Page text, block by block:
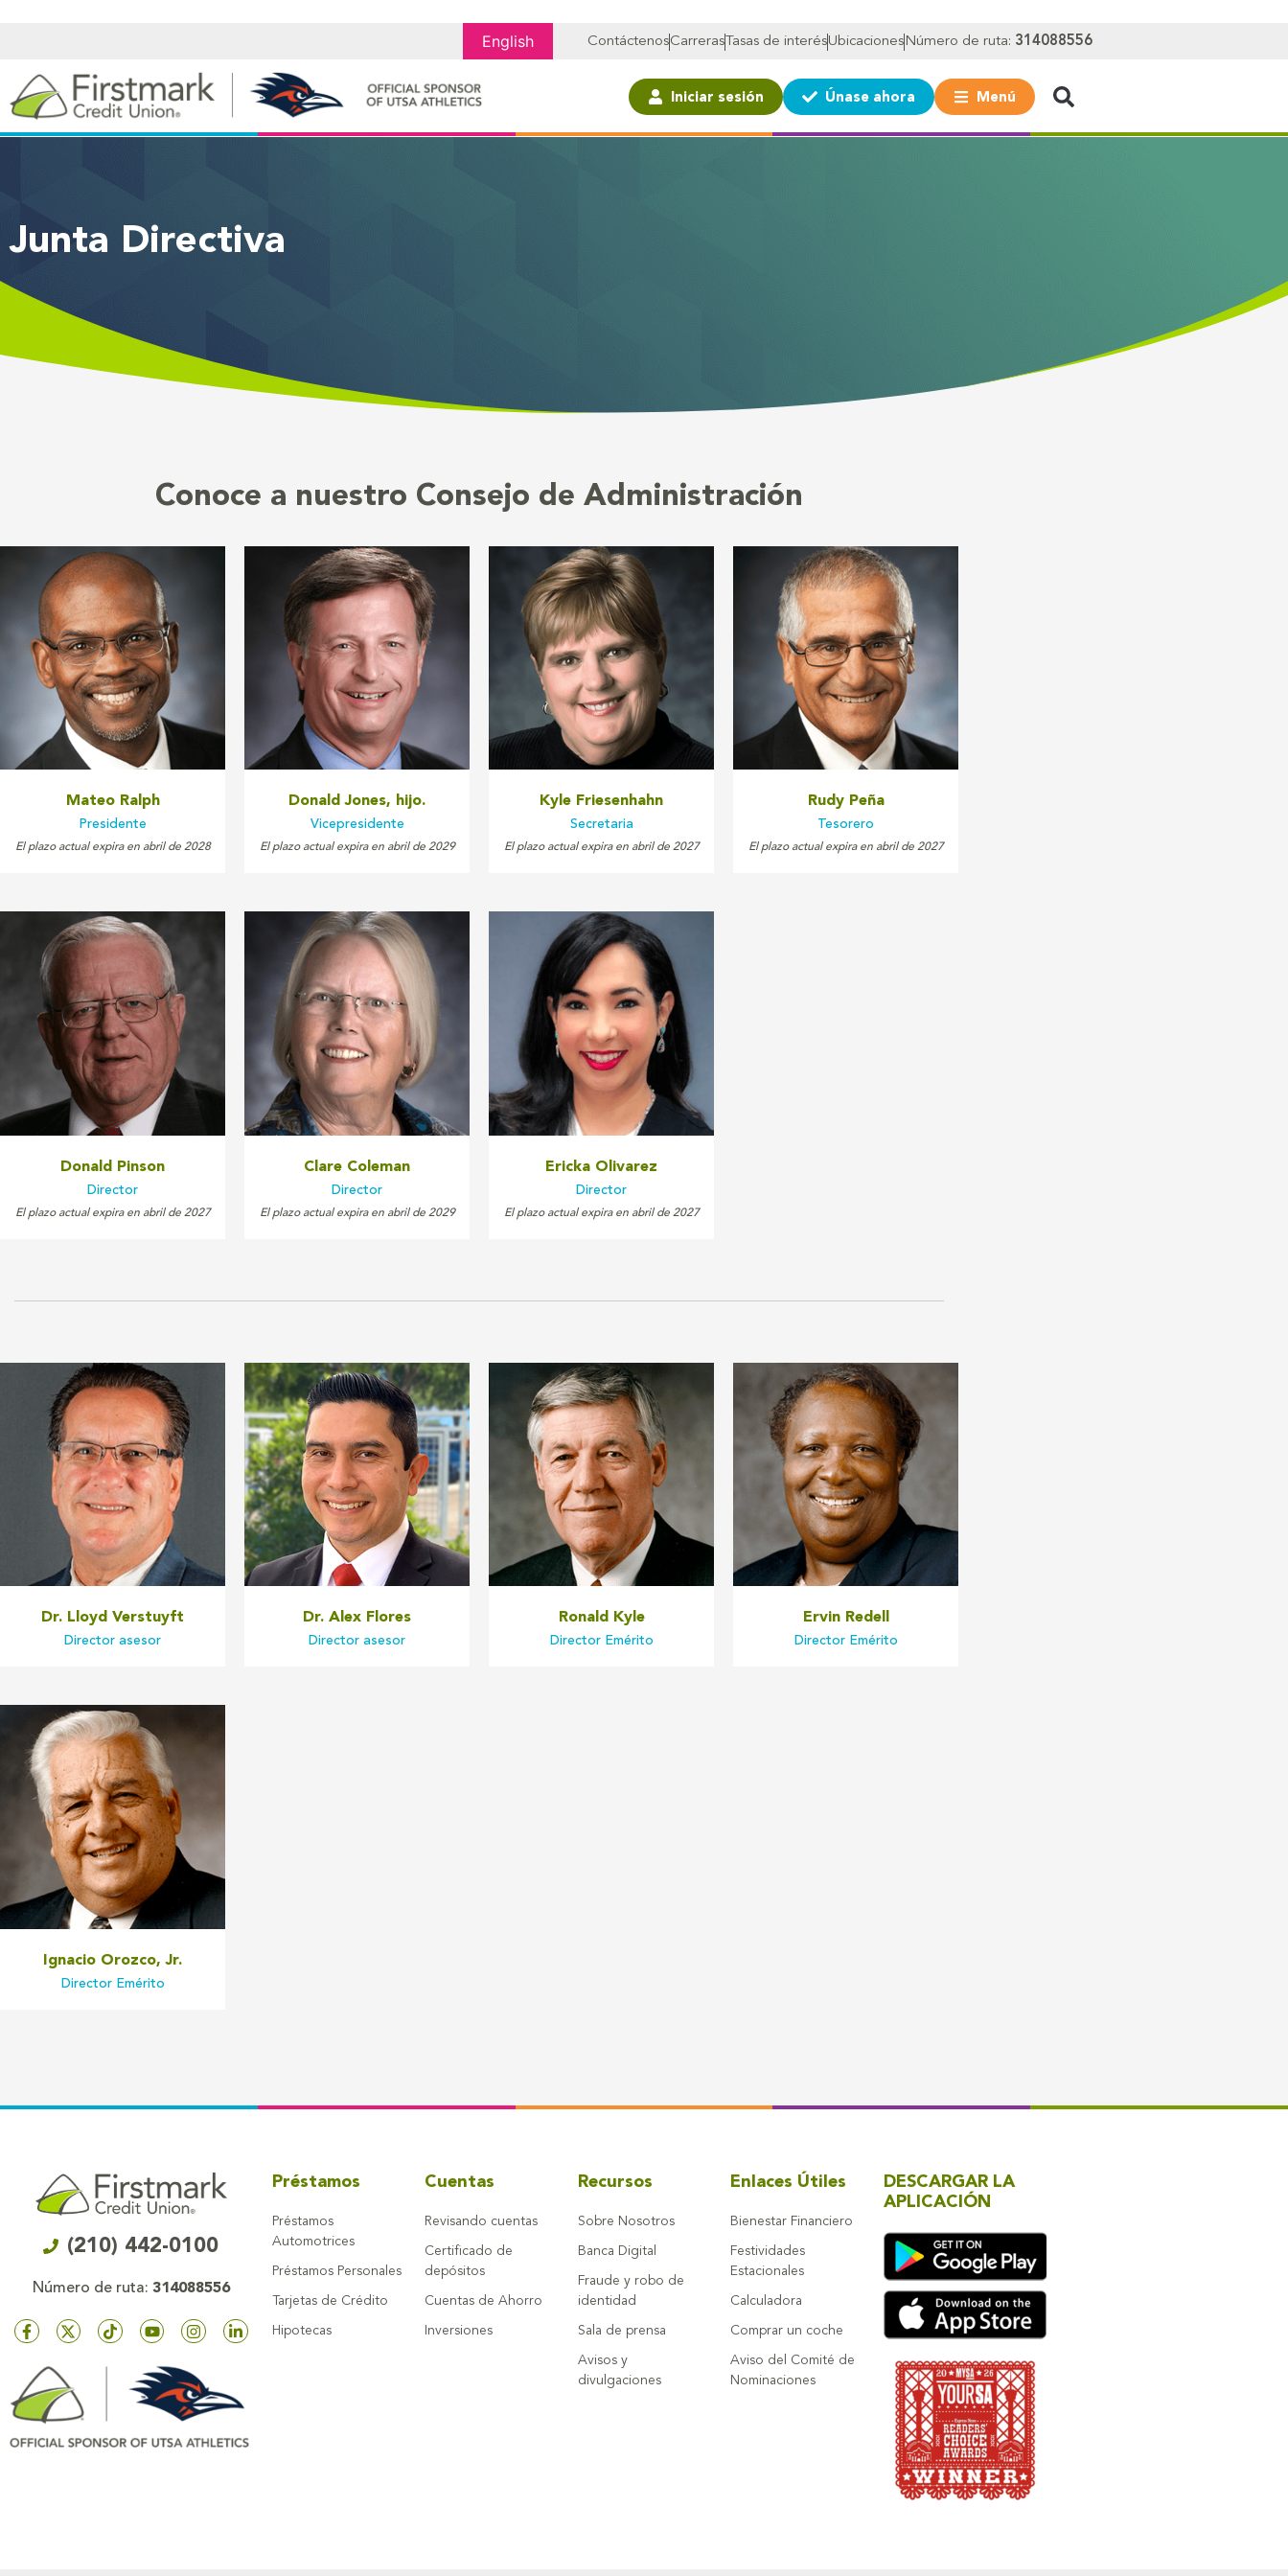
English ContáctenosCarreras Tasas de interésUbicaciones Número de ruta: 314088556
Iniciar sesión Únase ahora Menú
Junta Directiva
Conoce a nuestro Consejo de Administración
Mateo Ralph
Presidente
El plazo actual expira en abril de 2028
Donald Jones, hijo.
Vicepresidente
El plazo actual expira en abril de 2029
Kyle Friesenhahn
Secretaria
El plazo actual expira en abril de 2027
Rudy Peña
Tesorero
El plazo actual expira en abril de 2027
Donald Pinson
Director
El plazo actual expira en abril de 2027
Clare Coleman
Director
El plazo actual expira en abril de 2029
Ericka Olivarez
Director
El plazo actual expira en abril de 2027
Dr. Lloyd Verstuyft
Director asesor
Dr. Alex Flores
Director asesor
Ronald Kyle
Director Emérito
Ervin Redell
Director Emérito
Ignacio Orozco, Jr.
Director Emérito
(210) 442-0100
Número de ruta: 314088556
Préstamos
Préstamos
Automotrices
Préstamos Personales
Tarjetas de Crédito
Hipotecas
Cuentas
Revisando cuentas
Certificado de
depósitos
Cuentas de Ahorro
Inversiones
Recursos
Sobre Nosotros
Banca Digital
Fraude y robo de
identidad
Sala de prensa
Avisos y
divulgaciones
Enlaces Útiles
Bienestar Financiero
Festividades
Estacionales
Calculadora
Comprar un coche
Aviso del Comité de
Nominaciones
DESCARGAR LA
APLICACIÓN